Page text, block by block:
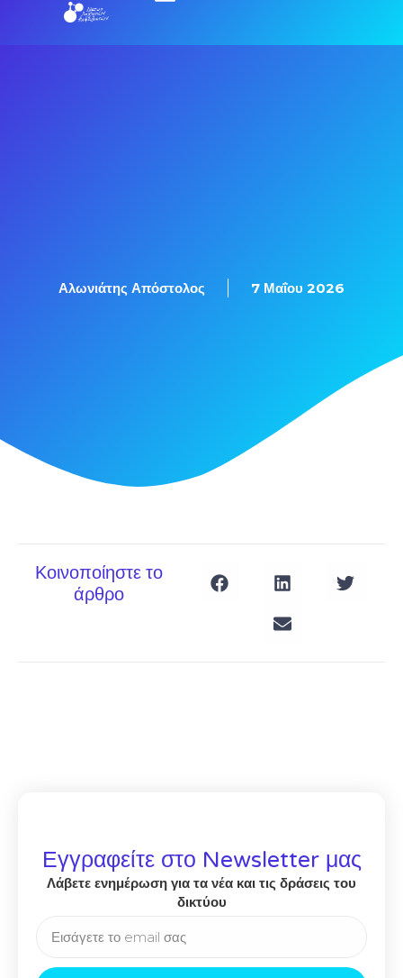
Αλωνιάτης Απόστολος 7 Μαΐου 2026
Κοινοποίηστε το
άρθρο
Εγγραφείτε στο Newsletter μας
Λάβετε ενημέρωση για τα νέα και τις δράσεις του
δικτύου